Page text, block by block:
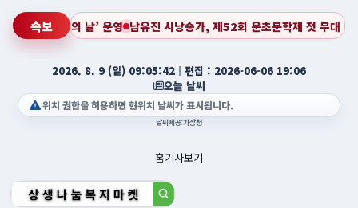
속보
첫 무대 성료… 새로운 도전의 시작을 알리다 한국다문화레슬링협회 유
2026. 8. 9 (일) 09:05:45 ㅣ 편집 : 2026-06-06 19:06
오늘 날씨
위치 권한을 허용하면 현위치 날씨가 표시됩니다.
날씨제공:기상청
홈기사보기